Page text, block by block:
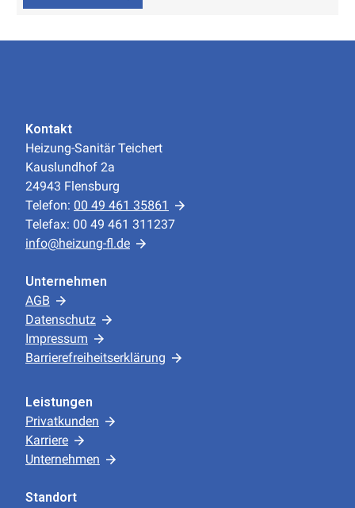
Kontakt
Heizung-Sanitär Teichert
Kauslundhof 2a
24943 Flensburg
Telefon: 00 49 461 35861
Telefax: 00 49 461 311237
info@heizung-fl.de
Unternehmen
AGB
Datenschutz
Impressum
Barrierefreiheitserklärung
Leistungen
Privatkunden
Karriere
Unternehmen
Standort